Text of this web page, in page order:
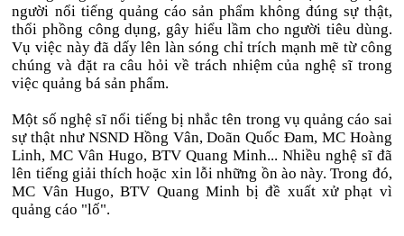
người nổi tiếng quảng cáo sản phẩm không đúng sự thật,
thổi phồng công dụng, gây hiểu lầm cho người tiêu dùng.
Vụ việc này đã dấy lên làn sóng chỉ trích mạnh mẽ từ công
chúng và đặt ra câu hỏi về trách nhiệm của nghệ sĩ trong
việc quảng bá sản phẩm.
Một số nghệ sĩ nổi tiếng bị nhắc tên trong vụ quảng cáo sai
sự thật như NSND Hồng Vân, Doãn Quốc Đam, MC Hoàng
Linh, MC Vân Hugo, BTV Quang Minh... Nhiều nghệ sĩ đã
lên tiếng giải thích hoặc xin lỗi những ồn ào này. Trong đó,
MC Vân Hugo, BTV Quang Minh bị đề xuất xử phạt vì
quảng cáo "lố".